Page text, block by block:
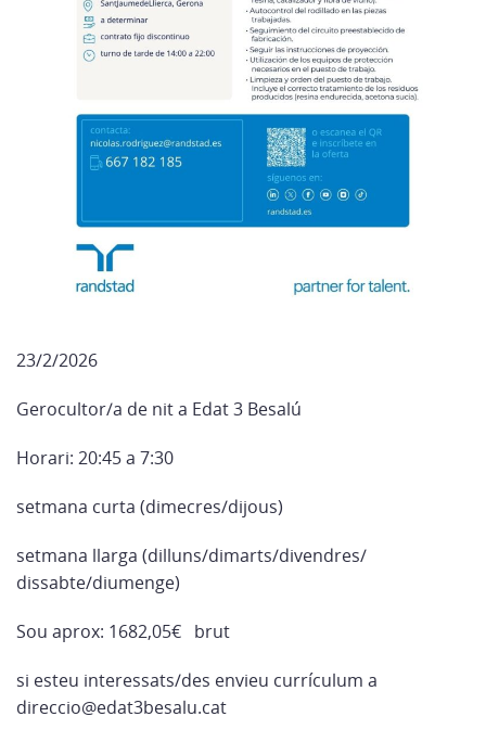
23/2/2026
Gerocultor/a de nit a Edat 3 Besalú
Horari: 20:45 a 7:30
setmana curta (dimecres/dijous)
setmana llarga (dilluns/dimarts/divendres/
dissabte/diumenge)
Sou aprox: 1682,05€ brut
si esteu interessats/des envieu currículum a
direccio@edat3besalu.cat